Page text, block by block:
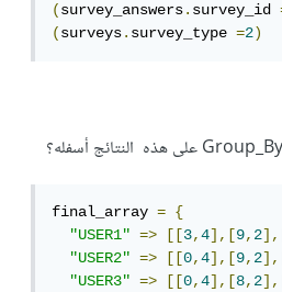
(survey_answers.
(surveys.survey_type =2)
final_array =
{
"USER1"
=> [[3,4],[9,2
"USER2"
=> [[0,4],[9,2
"USER3"
=> [[0,4],[8,2